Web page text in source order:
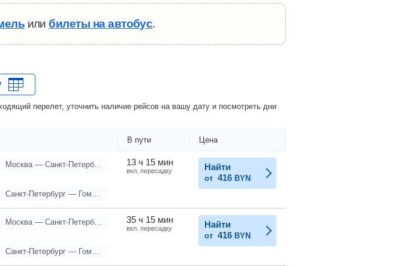
илибилеты на автобус.
перелет, уточнить наличие рейсов на вашу дату и посмотреть дни
В пути Цена
13 ч 15 мин
вкл. пересадку Найти
от 416 BYN
35 ч 15 мин
вкл. пересадку Найти
от 416 BYN